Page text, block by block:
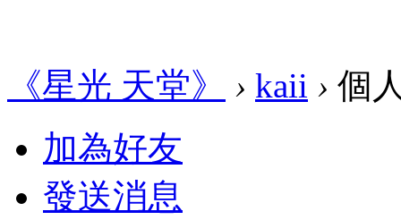
《星光 天堂》 › kaii › 個
加為好友
發送消息